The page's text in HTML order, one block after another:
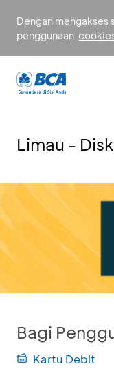
Dengan mengakses
penggunaan
Limau -
Bagi
Kartu Debit